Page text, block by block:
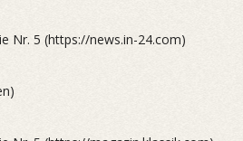
Nr. 5 (https://news.in-24.com)